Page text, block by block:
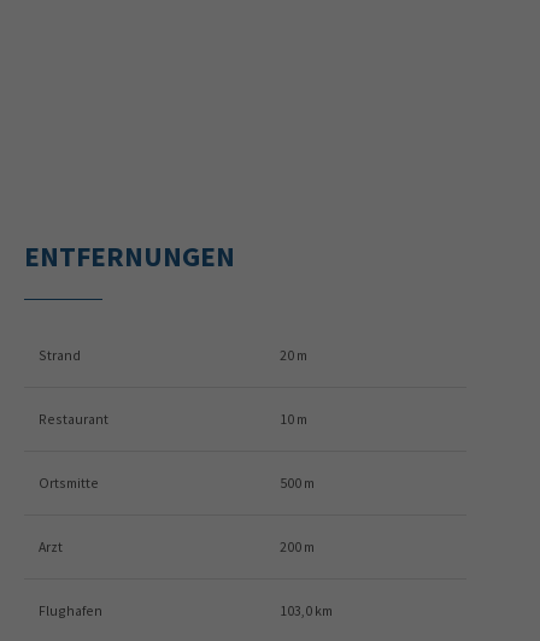
ENTFERNUNGEN
Strand 20 m
Restaurant 10 m
Ortsmitte 500 m
Arzt 200 m
Flughafen 103,0 km